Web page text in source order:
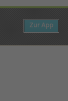
Zur App